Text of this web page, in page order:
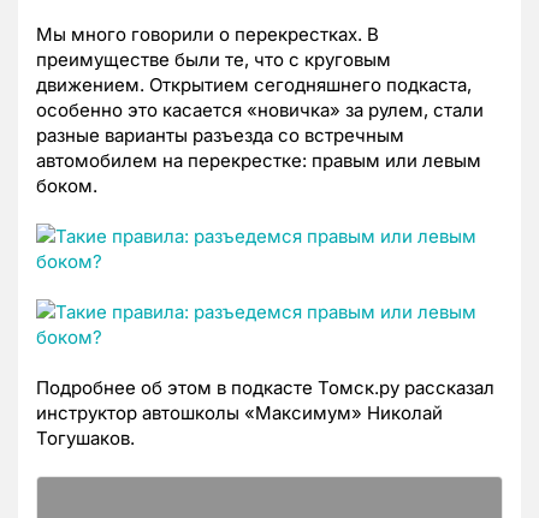
Мы много говорили о перекрестках. В
преимуществе были те, что с круговым
движением. Открытием сегодняшнего подкаста,
особенно это касается «новичка» за рулем, стали
разные варианты разъезда со встречным
автомобилем на перекрестке: правым или левым
боком.
Подробнее об этом в подкасте Томск.ру рассказал
инструктор автошколы «Максимум» Николай
Тогушаков.